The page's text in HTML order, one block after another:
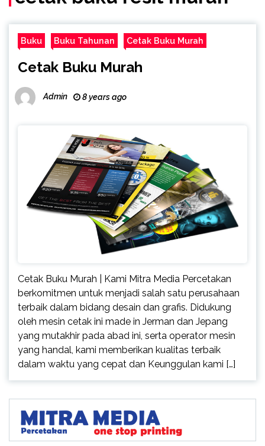
Buku Buku Tahunan Cetak Buku Murah
Cetak Buku Murah
Admin 8 years ago
Cetak Buku Murah | Kami Mitra Media Percetakan
berkomitmen untuk menjadi salah satu perusahaan
terbaik dalam bidang desain dan grafis. Didukung
oleh mesin cetak ini made in Jerman dan Jepang
yang mutakhir pada abad ini, serta operator mesin
yang handal, kami memberikan kualitas terbaik
dalam waktu yang cepat dan Keunggulan kami […]